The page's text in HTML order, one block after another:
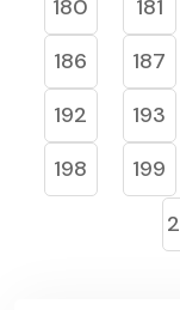
180
181
186
187
192
193
198
199